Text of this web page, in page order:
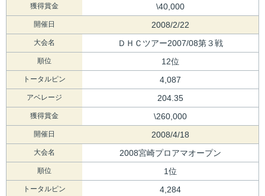
獲得賞金 \40,000
開催日 2008/2/22
大会名 ＤＨＣツアー2007/08第３戦
順位 12位
トータルピン 4,087
アベレージ 204.35
獲得賞金 \260,000
開催日 2008/4/18
大会名 2008宮崎プロアマオープン
順位 1位
トータルピン 4,284